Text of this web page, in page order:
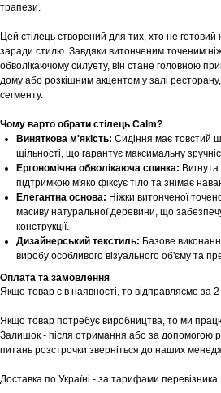
трапези.
Цей стілець створений для тих, хто не
заради стилю. Завдяки витонченим точеним
обволікаючому силуету, він стане головною
дому або розкішним акцентом у залі
сегменту.
Чому варто обрати стілець Calm?
Виняткова м'якість: Сидіння має товстий
щільності, що гарантує максимальну
Ергономічна обволікаюча спинка:
підтримкою м'яко фіксує тіло та знімає
Елегантна основа: Ніжки витонченої
масиву натуральної деревини, що
конструкції.
Дизайнерський текстиль: Базове
виробу особливого візуального об'єму та
Оплата та замовлення
Якщо товар є в наявності, то відправляємо за
Якщо товар потребує виробництва, то ми
Залишок - після отримання або за допомогою
питань розстрочки зверніться до наших
Доставка по Україні - за тарифами перевізника.
Шоурум
Tekstura
Заплануйте візит у простір
для вас
Записатися